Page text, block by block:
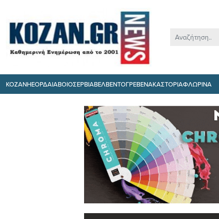
ΚΟΖΑΝΗΕΟΡΔΑΙΑΒΟΙΟΣΕΡΒΙΑΒΕΛΒΕΝΤΟΓΡΕΒΕΝΑΚΑΣΤΟΡΙΑΦΛΩΡΙΝΑ